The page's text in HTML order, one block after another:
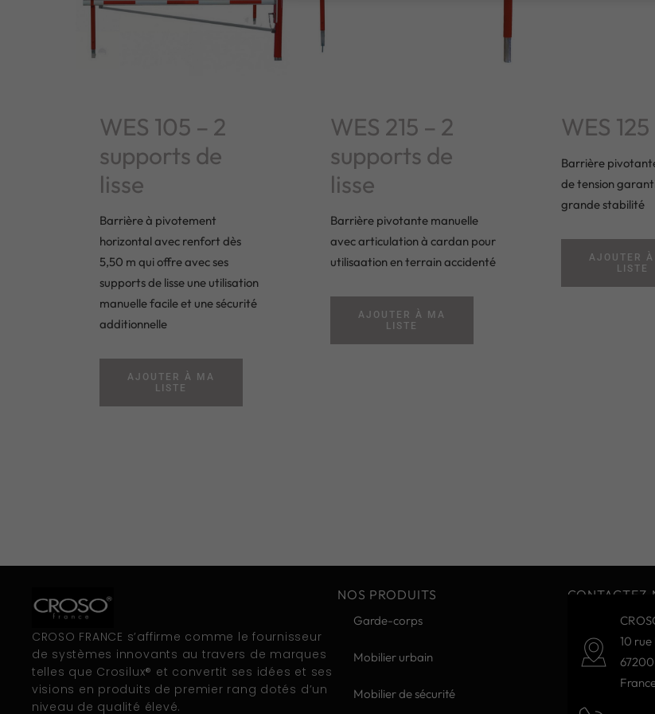
WES 105 – 2
supports de
lisse
Barrière à pivotement
horizontal avec renfort dès
5,50 m qui offre avec ses
supports de lisse une utilisation
manuelle facile et une sécurité
additionnelle
AJOUTER À MA
LISTE
WES 215 – 2
supports de
lisse
Barrière pivotante manuelle
avec articulation à cardan pour
utilisaation en terrain accidenté
AJOUTER À MA
LISTE
WES 125
Barrière
de tension
grande stabilité
AJOUTER
LISTE
CROSO FRANCE s’affirme comme le fournisseur
de systèmes innovants au travers de marques
telles que Crosilux® et convertit ses idées et ses
visions en produits de premier rang dotés d’un
niveau de qualité élevé.
NOS PRODUITS
Garde-corps
Mobilier urbain
Mobilier de sécurité
CONTACTEZ-
10 rue